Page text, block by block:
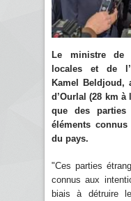
Le ministre de
locales et de
Kamel Beldjoud,
d’Ourlal (28 km à
que des parties
éléments
du pays.
"Ces parties
connus aux
biais à détruire